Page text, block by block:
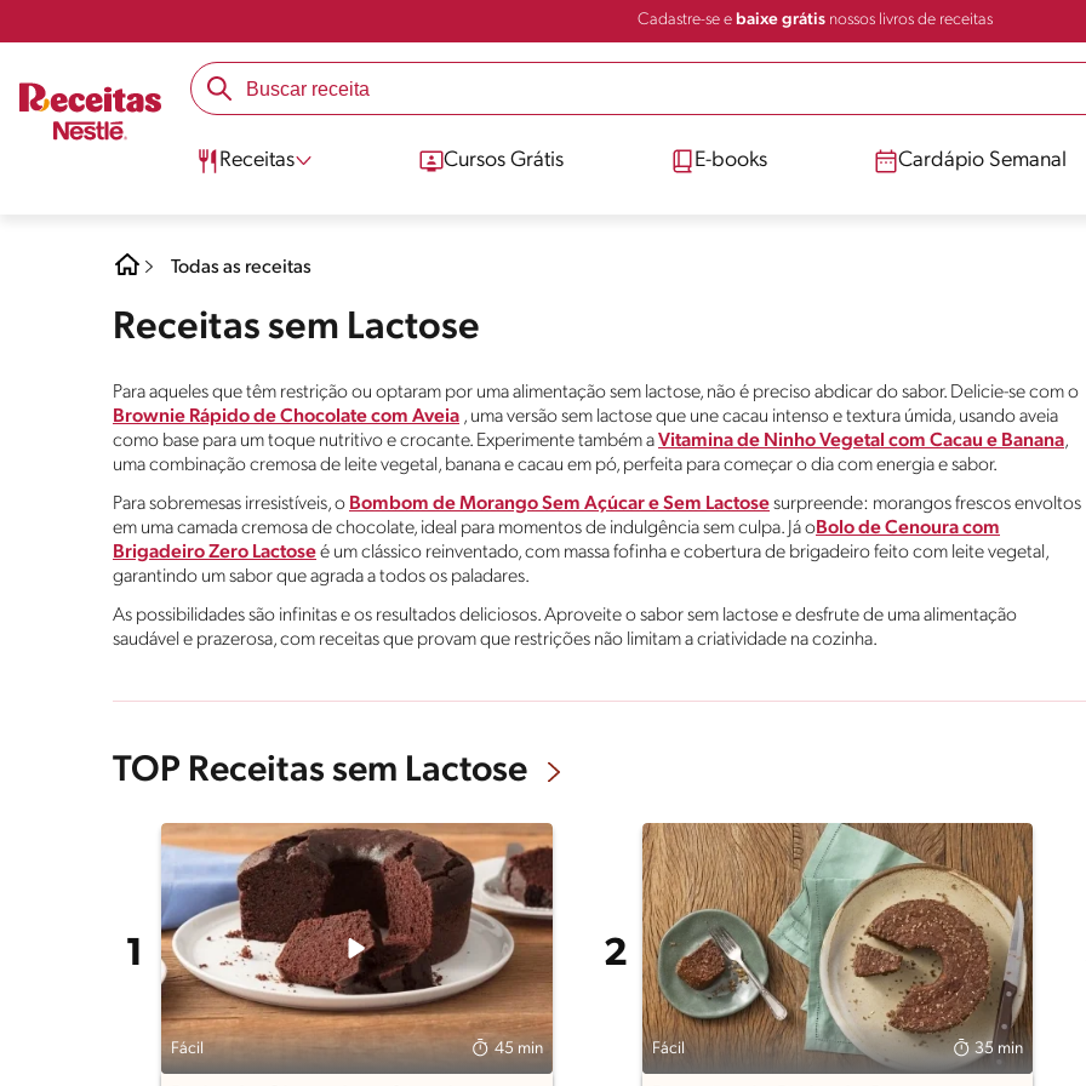
Cadastre-se e baixe grátisnossos livros de receitas
Receitas Cursos Grátis E-books Cardápio Semanal
Todas as receitas
Receitas sem Lactose
Para aqueles que têm restrição ou optaram por uma alimentação sem lactose, não é preciso abdicar do sabor. Delicie-se com o
Brownie Rápido de Chocolate com Aveia , uma versão sem lactose que une cacau intenso e textura úmida, usando aveia
como base para um toque nutritivo e crocante. Experimente também aVitamina de Ninho Vegetal com Cacau e Banana,
uma combinação cremosa de leite vegetal, banana e cacau em pó, perfeita para começar o dia com energia e sabor.
Para sobremesas irresistíveis, o Bombom de Morango Sem Açúcar e Sem Lactosesurpreende: morangos frescos envoltos
em uma camada cremosa de chocolate, ideal para momentos de indulgência sem culpa. Já oBolo de Cenoura com
Brigadeiro Zero Lactoseé um clássico reinventado, com massa fofinha e cobertura de brigadeiro feito com leite vegetal,
garantindo um sabor que agrada a todos os paladares.
As possibilidades são infinitas e os resultados deliciosos. Aproveite o sabor sem lactose e desfrute de uma alimentação
saudável e prazerosa, com receitas que provam que restrições não limitam a criatividade na cozinha.
TOP Receitas sem Lactose
Fácil 45 min Fácil 35 min